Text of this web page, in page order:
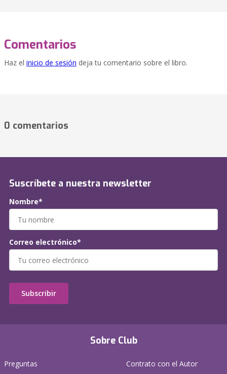
Comentarios
Haz el inicio de sesión deja tu comentario sobre el libro.
0 comentarios
Sobre Club
Preguntas
Contrato con el Autor
Suscríbete a nuestra newsletter
Nombre*
Correo electrónico*
Subscribir